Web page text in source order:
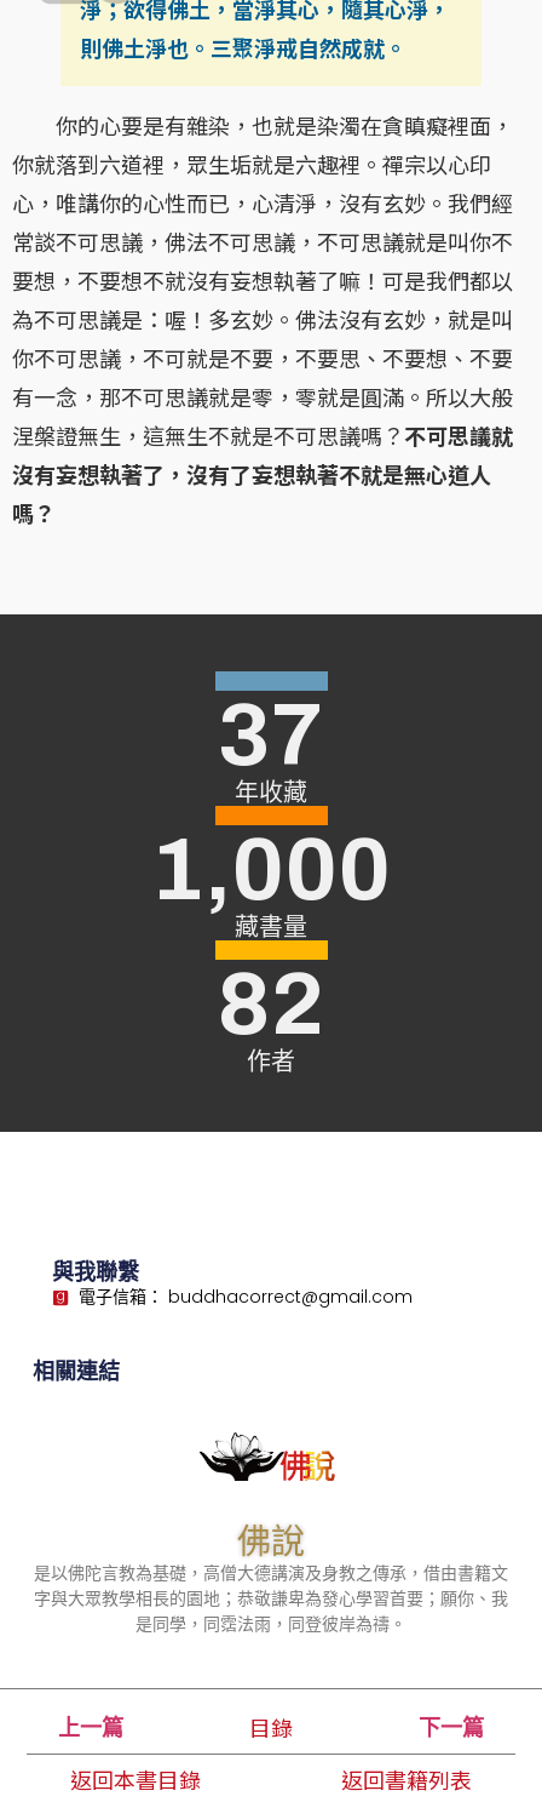
上一篇 目錄 下一篇
返回本書目錄 返回書籍列表
淨；欲得佛土，當淨其心，隨其心淨，
則佛土淨也。三聚淨戒自然成就。
你的心要是有雜染，也就是染濁在貪瞋癡裡面，
你就落到六道裡，眾生垢就是六趣裡。禪宗以心印
心，唯講你的心性而已，心清淨，沒有玄妙。我們經
常談不可思議，佛法不可思議，不可思議就是叫你不
要想，不要想不就沒有妄想執著了嘛！可是我們都以
為不可思議是：喔！多玄妙。佛法沒有玄妙，就是叫
你不可思議，不可就是不要，不要思、不要想、不要
有一念，那不可思議就是零，零就是圓滿。所以大般
涅槃證無生，這無生不就是不可思議嗎？不可思議就
沒有妄想執著了，沒有了妄想執著不就是無心道人
嗎？
年收藏
37
藏書量
1,000
作者
82
佛說
是以佛陀言教為基礎，高僧大德講演及身教之傳承，借由書籍文
字與大眾教學相長的園地；恭敬謙卑為發心學習首要；願你、我
是同學，同霑法雨，同登彼岸為禱。
與我聯繫
電子信箱： buddhacorrect@gmail.com
相關連結
© 佛說 2023 | 本站採用 reCAPTCHA 保護機制隱私權&條款